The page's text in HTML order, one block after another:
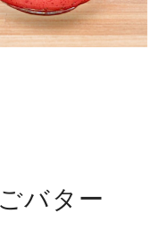
バター